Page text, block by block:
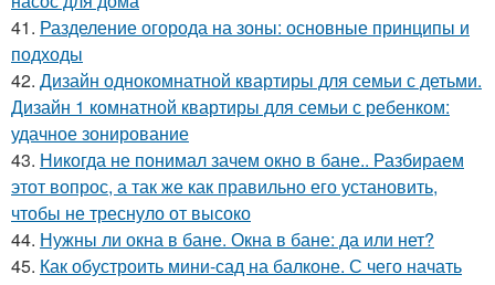
41. Разделение огорода на зоны: основные принципы и
подходы
42. Дизайн однокомнатной квартиры для семьи с детьми.
Дизайн 1 комнатной квартиры для семьи с ребенком:
удачное зонирование
43. Никогда не понимал зачем окно в бане.. Разбираем
этот вопрос, а так же как правильно его установить,
чтобы не треснуло от высоко
44. Нужны ли окна в бане. Окна в бане: да или нет?
45. Как обустроить мини-сад на балконе. С чего начать